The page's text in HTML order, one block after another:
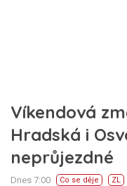
Víkendová
Hradská i
neprůjezdné
Dnes 7:00 Co se děje ZL